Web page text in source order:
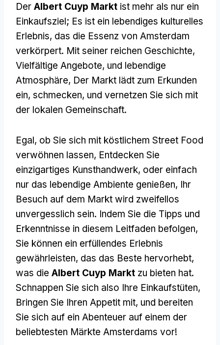
Der Albert Cuyp Markt ist mehr als nur ein
Einkaufsziel; Es ist ein lebendiges kulturelles
Erlebnis, das die Essenz von Amsterdam
verkörpert. Mit seiner reichen Geschichte,
Vielfältige Angebote, und lebendige
Atmosphäre, Der Markt lädt zum Erkunden
ein, schmecken, und vernetzen Sie sich mit
der lokalen Gemeinschaft.
Egal, ob Sie sich mit köstlichem Street Food
verwöhnen lassen, Entdecken Sie
einzigartiges Kunsthandwerk, oder einfach
nur das lebendige Ambiente genießen, Ihr
Besuch auf dem Markt wird zweifellos
unvergesslich sein. Indem Sie die Tipps und
Erkenntnisse in diesem Leitfaden befolgen,
Sie können ein erfüllendes Erlebnis
gewährleisten, das das Beste hervorhebt,
was die Albert Cuyp Markt zu bieten hat.
Schnappen Sie sich also Ihre Einkaufstüten,
Bringen Sie Ihren Appetit mit, und bereiten
Sie sich auf ein Abenteuer auf einem der
beliebtesten Märkte Amsterdams vor!